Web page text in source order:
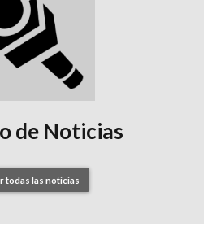
de Noticias
todas las noticias